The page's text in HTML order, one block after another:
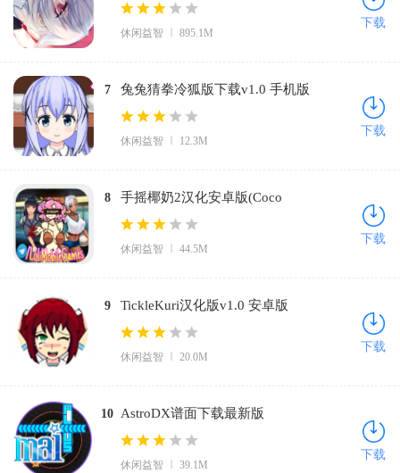
安卓版
休闲益智 895.1M
下载
7 兔兔猜拳冷狐版下载v1.0 手机版
休闲益智 12.3M
下载
8
手摇椰奶2汉化安卓版(Coco
Nutshake)v1.3.0 中文版
休闲益智 44.5M
下载
9 TickleKuri汉化版v1.0 安卓版
休闲益智 20.0M
下载
10 AstroDX谱面下载最新版
(maiPadPLUS)v2.1.0 安卓版
休闲益智 39.1M
下载